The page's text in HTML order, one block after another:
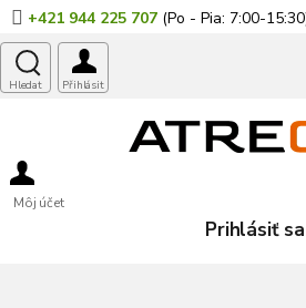
Prejsť
na
obsah
+421 944 225 707
Môj účet
Prihlásiť sa